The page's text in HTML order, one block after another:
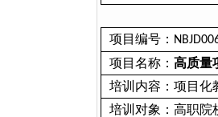
项目编号：
项目名称： 高质量
培训内容：项目化
培训对象：高职院